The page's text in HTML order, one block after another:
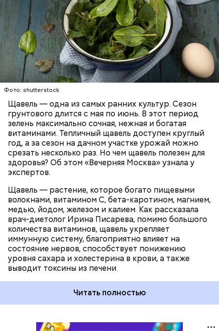
Фото: shutterstock
Щавель — одна из самых ранних культур. Сезон
грунтового длится с мая по июнь. В этот период
зелень максимально сочная, нежная и богатая
витаминами. Тепличный щавель доступен круглый
год, а за сезон на дачном участке урожай можно
срезать несколько раз. Но чем щавель полезен для
здоровья? Об этом «Вечерняя Москва» узнала у
экспертов.
Щавель — растение, которое богато пищевыми
волокнами, витамином С, бета-каротином, магнием,
медью, йодом, железом и калием. Как рассказала
врач-диетолог Ирина Писарева, помимо большого
количества витаминов, щавель укрепляет
иммунную систему, благоприятно влияет на
состояние нервов, способствует понижению
уровня сахара и холестерина в крови, а также
выводит токсины из печени.
Опасность же щавеля состоит в том, что он
содержит большое количество щавелевой кислоты,
которая может способствовать образованию
Читать полностью
ЗДОРОВЬЕ ВРАЧИ
РАСТЕНИЯ
ПРОДУКТЫ